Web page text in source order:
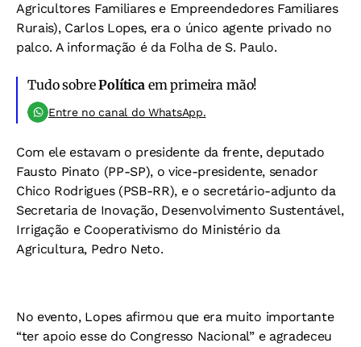
Agricultores Familiares e Empreendedores Familiares
Rurais), Carlos Lopes, era o único agente privado no
palco. A informação é da Folha de S. Paulo.
Tudo sobrePolíticaem primeira mão!
Entre no canal do WhatsApp.
Com ele estavam o presidente da frente, deputado
Fausto Pinato (PP-SP), o vice-presidente, senador
Chico Rodrigues (PSB-RR), e o secretário-adjunto da
Secretaria de Inovação, Desenvolvimento Sustentável,
Irrigação e Cooperativismo do Ministério da
Agricultura, Pedro Neto.
No evento, Lopes afirmou que era muito importante
“ter apoio esse do Congresso Nacional” e agradeceu